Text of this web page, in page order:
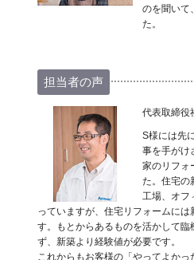
のを聞いて
た。
担当者の声
代表取締
S様には先
事を手がけ
家のリフォ
た。住宅の
工場、オフ
っていますが、住宅リフォームには
す。もとからあるものを活かして臨
ず、新築より経験値が必要です。
これからもお客様の「やってよかっ